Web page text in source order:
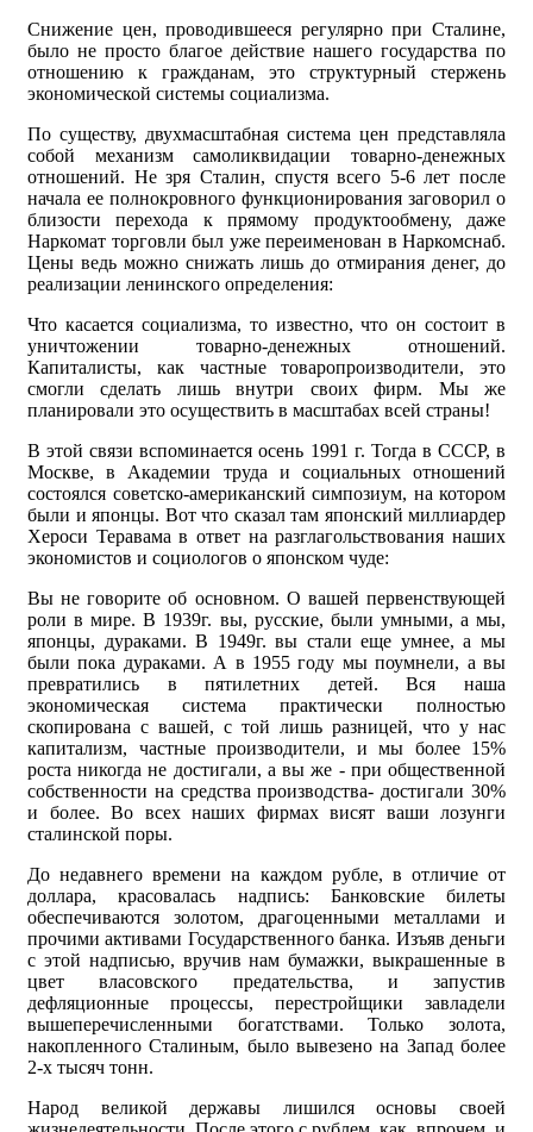
Снижение цен, проводившееся регулярно при Сталине,
было не просто благое действие нашего государства по
отношению к гражданам, это структурный стержень
экономической системы социализма.
По существу, двухмасштабная система цен представляла
собой механизм самоликвидации товарно-денежных
отношений. Не зря Сталин, спустя всего 5-6 лет после
начала ее полнокровного функционирования заговорил о
близости перехода к прямому продуктообмену, даже
Наркомат торговли был уже переименован в Наркомснаб.
Цены ведь можно снижать лишь до отмирания денег, до
реализации ленинского определения:
Что касается социализма, то известно, что он состоит в
уничтожении товарно-денежных отношений.
Капиталисты, как частные товаропроизводители, это
смогли сделать лишь внутри своих фирм. Мы же
планировали это осуществить в масштабах всей страны!
В этой связи вспоминается осень 1991 г. Тогда в СССР, в
Москве, в Академии труда и социальных отношений
состоялся советско-американский симпозиум, на котором
были и японцы. Вот что сказал там японский миллиардер
Хероси Теравама в ответ на разглагольствования наших
экономистов и социологов о японском чуде:
Вы не говорите об основном. О вашей первенствующей
роли в мире. В 1939г. вы, русские, были умными, а мы,
японцы, дураками. В 1949г. вы стали еще умнее, а мы
были пока дураками. А в 1955 году мы поумнели, а вы
превратились в пятилетних детей. Вся наша
экономическая система практически полностью
скопирована с вашей, с той лишь разницей, что у нас
капитализм, частные производители, и мы более 15%
роста никогда не достигали, а вы же - при общественной
собственности на средства производства- достигали 30%
и более. Во всех наших фирмах висят ваши лозунги
сталинской поры.
До недавнего времени на каждом рубле, в отличие от
доллара, красовалась надпись: Банковские билеты
обеспечиваются золотом, драгоценными металлами и
прочими активами Государственного банка. Изъяв деньги
с этой надписью, вручив нам бумажки, выкрашенные в
цвет власовского предательства, и запустив
дефляционные процессы, перестройщики завладели
вышеперечисленными богатствами. Только золота,
накопленного Сталиным, было вывезено на Запад более
2-х тысяч тонн.
Народ великой державы лишился основы своей